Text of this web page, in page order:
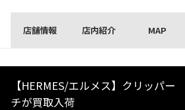
店舗情報 店内紹介 MAP
【HERMES/エルメス】クリッパ
チが買取入荷